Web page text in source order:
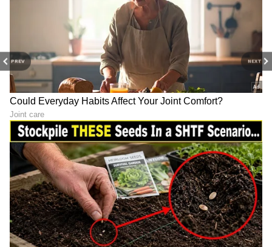
PREV NEXT